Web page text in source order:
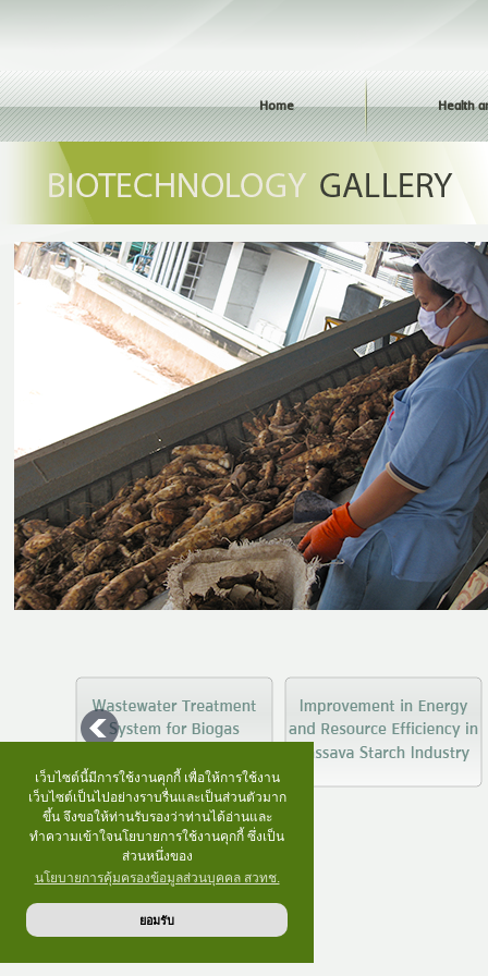
เว็บไซต์นี้มีการใช้งานคุกกี้ เพื่อให้การใช้งาน
เว็บไซต์เป็นไปอย่างราบรื่นและเป็นส่วนตัวมาก
ขึ้น จึงขอให้ท่านรับรองว่าท่านได้อ่านและ
ทำความเข้าใจนโยบายการใช้งานคุกกี้ ซึ่งเป็น
ส่วนหนึ่งของ
นโยบายการคุ้มครองข้อมูลส่วนบุคคล สวทช.
ยอมรับ
Home Health